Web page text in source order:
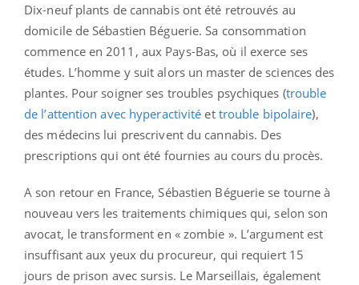
Dix-neuf plants de cannabis ont été retrouvés au
domicile de Sébastien Béguerie. Sa consommation
commence en 2011, aux Pays-Bas, où il exerce ses
études. L’homme y suit alors un master de sciences des
plantes. Pour soigner ses troubles psychiques (trouble
de l’attention avec hyperactivité et trouble bipolaire),
des médecins lui prescrivent du cannabis. Des
prescriptions qui ont été fournies au cours du procès.
A son retour en France, Sébastien Béguerie se tourne à
nouveau vers les traitements chimiques qui, selon son
avocat, le transforment en « zombie ». L’argument est
insuffisant aux yeux du procureur, qui requiert 15
jours de prison avec sursis. Le Marseillais, également